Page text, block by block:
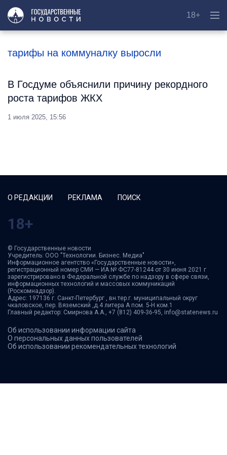
18+
тарифы на коммуналку выросли
В Госдуме объяснили причину рекордного
роста тарифов ЖКХ
1 июля 2025, 15:56
О РЕДАКЦИИ РЕКЛАМА ПОИСК
18+
© Государственные новости
Учредитель: ООО "Технологии. Бизнес. Медиа"
Информационное агентство «Государственные новости»,
регистрационный номер СМИ — ИА № ФС77-81244 от 30 июня 2021 г
зарегистрировано в Федеральной службе по надзору в сфере связи,
информационных технологий и массовых коммуникаций
(Роскомнадзор).
Адрес: 197136 г. Санкт-Петербург , вн.тер.г. муниципальный округ
чкаловское, пер. Вяземский ,д.4 литера А пом. 5-Н ком.1
Главный редактор: Смирнова А.А., +7 (812) 409-36-95, info@statenews.ru
Об использовании информации сайта
О персональных данных пользователей
Об использовании рекомендательных технологий